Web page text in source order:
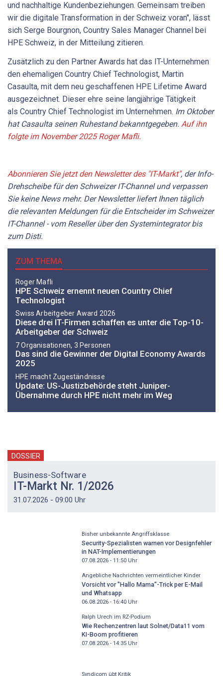
und nachhaltige Kundenbeziehungen. Gemeinsam treiben
wir die digitale Transformation in der Schweiz voran", lässt
sich Serge Bourgnon, Country Sales Manager Channel bei
HPE Schweiz, in der Mitteilung zitieren.
Zusätzlich zu den Partner Awards hat das IT-Unternehmen
den ehemaligen Country Chief Technologist, Martin
Casaulta, mit dem neu geschaffenen HPE Lifetime Award
ausgezeichnet. Dieser ehre seine langjährige Tätigkeit
als Country Chief Technologist im Unternehmen. Im Oktober
hat Casaulta seinen Ruhestand bekanntgegeben. Auf ihn
folgte im November 2025 Roger Mafli.
Abonnieren Sie jetzt den Newsletter des "IT-Markt", der Info-
Drehscheibe für den Schweizer IT-Channel und verpassen
Sie keine News mehr. Der Newsletter liefert Ihnen täglich
die relevanten Meldungen für die Entscheider im Schweizer
IT-Channel - vom Reseller über den Systemintegrator bis
zum Disti.
ZUM THEMA
Roger Mafli
HPE Schweiz ernennt neuen Country Chief
Technologist
Swiss Arbeitgeber Award 2026
Diese drei IT-Firmen schaffen es unter die Top-10-
Arbeitgeber der Schweiz
7 Organisationen, 3 Personen
Das sind die Gewinner der Digital Economy Awards
2025
HPE macht Zugeständnisse
Update: US-Justizbehörde steht Juniper-
Übernahme durch HPE nicht mehr im Weg
DOSSIER
Business-Software
IT-Markt Nr. 1/2026
31.07.2026 - 09:00 Uhr
Bisher unbekannte Angriffsklasse
Security-Spezialisten warnen vor Designfehler
in NAT-Implementierungen
07.08.2026 - 11:50Uhr
Angebliche Nachrichten vermeintlicher Kinder
Vorsicht vor "Hallo Mama"-Trick per E-Mail
und Whatsapp
06.08.2026 - 16:40Uhr
Ralph Urech im RZ-Podium
Wie Rechenzentren laut Solnet/Data11 vom
KI-Boom profitieren
07.08.2026 - 14:35Uhr
Syndicom übt Kritik